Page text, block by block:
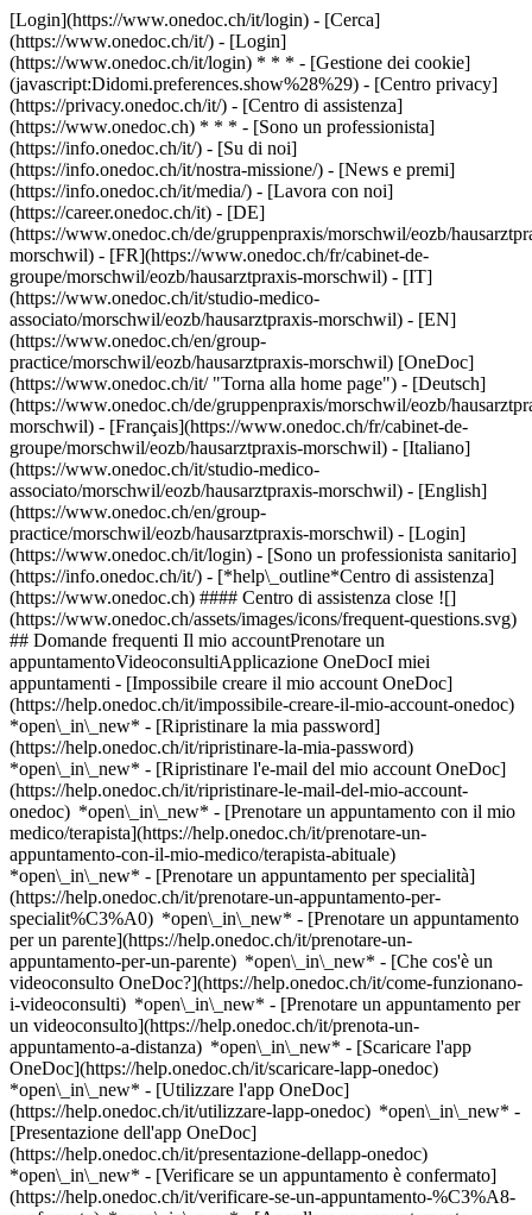
[Login](https://www.onedoc.ch/it/login) - [Cerca]
(https://www.onedoc.ch/it/) - [Login]
(https://www.onedoc.ch/it/login) * * * - [Gestione dei cookie]
(javascript:Didomi.preferences.show%28%29) - [Centro privacy]
(https://privacy.onedoc.ch/it/) - [Centro di assistenza]
(https://www.onedoc.ch) * * * - [Sono un professionista]
(https://info.onedoc.ch/it/) - [Su di noi]
(https://info.onedoc.ch/it/nostra-missione/) - [News e premi]
(https://info.onedoc.ch/it/media/) - [Lavora con noi]
(https://career.onedoc.ch/it) - [DE]
(https://www.onedoc.ch/de/gruppenpraxis/morschwil/eozb/
morschwil) - [FR](https://www.onedoc.ch/fr/cabinet-de-
groupe/morschwil/eozb/hausarztpraxis-morschwil) - [IT]
(https://www.onedoc.ch/it/studio-medico-
associato/morschwil/eozb/hausarztpraxis-morschwil) - [EN]
(https://www.onedoc.ch/en/group-
practice/morschwil/eozb/hausarztpraxis-morschwil) [OneDoc]
(https://www.onedoc.ch/it/ "Torna alla home page") - [Deutsch]
(https://www.onedoc.ch/de/gruppenpraxis/morschwil/eozb/
morschwil) - [Français](https://www.onedoc.ch/fr/cabinet-de-
groupe/morschwil/eozb/hausarztpraxis-morschwil) - [Italiano]
(https://www.onedoc.ch/it/studio-medico-
associato/morschwil/eozb/hausarztpraxis-morschwil) - [English]
(https://www.onedoc.ch/en/group-
practice/morschwil/eozb/hausarztpraxis-morschwil) - [Login]
(https://www.onedoc.ch/it/login) - [Sono un professionista sanitario]
(https://info.onedoc.ch/it/) - [*help\_outline*Centro di assistenza]
(https://www.onedoc.ch) #### Centro di assistenza close ![]
(https://www.onedoc.ch/assets/images/icons/frequent-questions.svg)
## Domande frequenti Il mio accountPrenotare un
appuntamentoVideoconsultiApplicazione OneDocI miei
appuntamenti - [Impossibile creare il mio account OneDoc]
(https://help.onedoc.ch/it/impossibile-creare-il-mio-account-onedoc)
*open\_in\_new* - [Ripristinare la mia password]
(https://help.onedoc.ch/it/ripristinare-la-mia-password)
*open\_in\_new* - [Ripristinare l'e-mail del mio account OneDoc]
(https://help.onedoc.ch/it/ripristinare-le-mail-del-mio-account-
onedoc) *open\_in\_new* - [Prenotare un appuntamento con il mio
medico/terapista](https://help.onedoc.ch/it/prenotare-un-
appuntamento-con-il-mio-medico/terapista-abituale)
*open\_in\_new* - [Prenotare un appuntamento per specialità]
(https://help.onedoc.ch/it/prenotare-un-appuntamento-per-
specialit%C3%A0) *open\_in\_new* - [Prenotare un appuntamento
per un parente](https://help.onedoc.ch/it/prenotare-un-
appuntamento-per-un-parente) *open\_in\_new* - [Che cos'è un
videoconsulto OneDoc?](https://help.onedoc.ch/it/come-funzionano-
i-videoconsulti) *open\_in\_new* - [Prenotare un appuntamento per
un videoconsulto](https://help.onedoc.ch/it/prenota-un-
appuntamento-a-distanza) *open\_in\_new* - [Scaricare l'app
OneDoc](https://help.onedoc.ch/it/scaricare-lapp-onedoc)
*open\_in\_new* - [Utilizzare l'app OneDoc]
(https://help.onedoc.ch/it/utilizzare-lapp-onedoc) *open\_in\_new* -
[Presentazione dell'app OneDoc]
(https://help.onedoc.ch/it/presentazione-dellapp-onedoc)
*open\_in\_new* - [Verificare se un appuntamento è confermato](https://help.onedoc.ch/it/verificare-se-un-appuntamento-%C3%A8-confermato) *open\_in\_new* - [Annullare un appuntamento prenotato online su OneDoc](https://help.onedoc.ch/it/annullare-un-appuntamento-prenotato-online-su-onedoc) *open\_in\_new* - [Non ho ricevuto la conferma dell'appuntamento](https://help.onedoc.ch/it/non-ho-ricevuto-la-conferma-dellappuntamento) *open\_in\_new* [Vedi tutti i nostri articoli *open\_in\_new*](https://help.onedoc.ch/it/) # Hausarztpraxis Mörschwil ## Studio medico associato Mappa Presentazione Il team ![Icona paziente con segno più che indica che il professionista accetta nuovi pazienti](https://www.onedoc.ch/assets/images/icons/new-patients.svg) ### Pazienti accettati Hausarztpraxis Mörschwil accetta nuovi pazienti ![Icona valigetta che annuncia le specialità del professionista](https://www.onedoc.ch/assets/images/icons/specialties.svg) ### Specialità Medicina generale Medicina interna generale Pediatria [*arrow\_drop\_down*Vedi di più](https://www.onedoc.ch) ![Segnaposto che annuncia la mappa e le informazioni di accesso dello studio](https://www.onedoc.ch/assets/images/icons/map.svg) ### Mappa e informazioni pratiche #### Hausarztpraxis Mörschwil Seeblickstrasse 11 9402 Mörschwil ![Icona documento che annuncia la presentazione dello studio](https://www.onedoc.ch/assets/images/icons/presentation.svg) ### Presentazione Benvenuto al __Hausarztpraxis Mörschwil__, __studio medico associato__ a Mörschwil per il tuo appuntamento medico. - __Bernhard Dennenmoser__ pratica la __medicina interna generale__ - __David Roth__ pratica la __pediatria__ Per ulteriori informazioni e per fissare un appuntamento, chiama il [071 868 70 10](tel:+41718687010). ![Icona gruppo di persone che annuncia l’elenco dei professionisti sanitari dello studio](https://www.onedoc.ch/assets/images/icons/team.svg) ### Il team Specialista in medicina interna generale [![Bernhard Dennenmoser, specialista in medicina interna generale a Mörschwil](https://www.onedoc.ch/assets/images/male.png "Bernhard Dennenmoser, specialista in medicina interna generale a Mörschwil") \ __Dr. Bernhard Dennenmoser__](https://www.onedoc.ch/it/specialista-in-medicina-interna-generale/morschwil/pv8y/dr-bernhard-dennenmoser) Pediatra [![David Roth, pediatra a Mörschwil](https://www.onedoc.ch/assets/images/male.png "David Roth, pediatra a Mörschwil") \ __Dr. David Roth__](https://www.onedoc.ch/it/pediatra/morschwil/pbdjh/dr-david-roth) ![Icona nuvoletta che annuncia la sezione FAQ](https://www.onedoc.ch/assets/images/icons/faq.svg) ### FAQ *expand\_more* *keyboard\_arrow\_right* ## Qual è l'indirizzo di Hausarztpraxis Mörschwil? Hausarztpraxis Mörschwil riceve i pazienti in Seeblickstrasse 11, 9402 Mörschwil. * * * *keyboard\_arrow\_right* ## Qual è il numero di telefono di Hausarztpraxis Mörschwil? Il numero di telefono di Hausarztpraxis Mörschwil è [071 868 70 10](tel:+41718687010). * * * *keyboard\_arrow\_right* ## Quali sono le specialità praticate presso Hausarztpraxis Mörschwil? Hausarztpraxis Mörschwil offre consulenze in [Medicina generale](https://www.onedoc.ch/it/medico-generico/morschwil), [Medicina interna generale](https://www.onedoc.ch/it/specialista-in-medicina-interna-generale/morschwil) e [Pediatria](https://www.onedoc.ch/it/pediatra/morschwil). * * * *keyboard\_arrow\_right* ## Hausarztpraxis Mörschwil accetta nuovi pazienti? Sì, Hausarztpraxis Mörschwil accetta nuovi pazienti. I nuovi pazienti possono prenotare facilmente gli appuntamenti online tramite OneDoc. * * * *keyboard\_arrow\_right* ## Quali sono le lingue parlate presso Hausarztpraxis Mörschwil? Hausarztpraxis Mörschwil propone delle consultazioni in: Tedesco e Inglese. 1. [OneDoc](https://www.onedoc.ch/it/)/ 2. [Studio medico associato](https://www.onedoc.ch/it/studio-medico-associato)/ 3. [Cantone San Gallo](https://www.onedoc.ch/it/studio-medico-associato/cantone-san-gallo)/ 4. [Mörschwil](https://www.onedoc.ch/it/studio-medico-associato/morschwil)/ 5. Hausarztpraxis Mörschwil ### Gestisci questo istituto? Apri il tuo profilo OneDoc! OneDoc te lo permette: *group*Espandi la tua base di pazienti *phone\_in\_talk*Riduci i tempi di segreteria telefonica *thumb\_up*Proponi una nuova esperienza e più servizi ai tuoi pazienti [Scopri OneDoc Pro](https://info.onedoc.ch/it/) ### Scarica l'app OneDoc Prenota un appuntamento online con un medico, dentista o terapeuta vicino a te in Svizzera. L'app OneDoc ti consente di gestire tutti i tuoi appuntamenti medici dal tuo cellulare, ovunque e in qualsiasi momento. ![Codice QR che rimanda all’App Store o a Google Play per scaricare l’app OneDoc Pazienti](https://www.onedoc.ch/assets/images/download-app-qr.jpeg) Scansiona il codice QR per scaricare l'app [![Scarica la nostra applicazione su App Store!](https://www.onedoc.ch/assets/images/app-store-badge-it.svg)](https://apps.apple.com/ch/app/onedoc/id1592376413?l=fr)[![Scarica la nostra app su Google Play Store!](https://www.onedoc.ch/assets/images/google-play-badge-it.png)](https://play.google.com/store/apps/details?id=ch.onedoc.patient&hl=fr-CH) *keyboard\_arrow\_right* ## Ricerche associate [Medico generico a San Gallo](https://www.onedoc.ch/it/medico-generico/san-gallo)[Medico generico a Sargans](https://www.onedoc.ch/it/medico-generico/sargans)[Specialista in medicina interna generale a Frauenfeld](https://www.onedoc.ch/it/specialista-in-medicina-interna-generale/frauenfeld)[Medico generico a Uzwil](https://www.onedoc.ch/it/medico-generico/uzwil)[Medico generico a Müllheim](https://www.onedoc.ch/it/medico-generico/mullheim)[Medico generico a Abtwil SG](https://www.onedoc.ch/it/medico-generico/abtwil?state=SG)[Medico generico a Wetzikon](https://www.onedoc.ch/it/medico-generico/wetzikon)[Specialista in medicina interna generale a Hittnau](https://www.onedoc.ch/it/specialista-in-medicina-interna-generale/hittnau)[Specialista in medicina interna generale a Sulgen](https://www.onedoc.ch/it/specialista-in-medicina-interna-generale/sulgen)[Pediatra a Flawil](https://www.onedoc.ch/it/pediatra/flawil)[Pediatra a Frauenfeld](https://www.onedoc.ch/it/pediatra/frauenfeld)[Medico generico a Herisau](https://www.onedoc.ch/it/medico-generico/herisau)[Pediatra a Hittnau](https://www.onedoc.ch/it/pediatra/hittnau)[Medico generico a Rorschach](https://www.onedoc.ch/it/medico-generico/rorschach)[Medico generico a Wittenbach](https://www.onedoc.ch/it/medico-generico/wittenbach)[Specialista in medicina interna generale a Wildhaus-Alt St. Johann](https://www.onedoc.ch/it/specialista-in-medicina-interna-generale/wildhaus-alt-st-johann)[Medico generico a Weinfelden](https://www.onedoc.ch/it/medico-generico/weinfelden)[Medico generico a Matzingen](https://www.onedoc.ch/it/medico-generico/matzingen)[Medico generico a Sankt Margrethen](https://www.onedoc.ch/it/medico-generico/sankt-margrethen)[Medico generico a Kreuzlingen](https://www.onedoc.ch/it/medico-generico/kreuzlingen)[Specialista in medicina interna generale a Gachnang](https://www.onedoc.ch/it/specialista-in-medicina-interna-generale/gachnang) *keyboard\_arrow\_right* ## Ricerche frequenti [Studio medico associato a San Gallo](https://www.onedoc.ch/it/studio-medico-associato/san-gallo)[Studio medico associato a Wil SG](https://www.onedoc.ch/it/studio-medico-associato/wil)[Studio medico associato a Gossau SG](https://www.onedoc.ch/it/studio-medico-associato/gossau)[Studio medico associato a Bad Ragaz](https://www.onedoc.ch/it/studio-medico-associato/bad-ragaz)[Studio medico associato a Rapperswil](https://www.onedoc.ch/it/studio-medico-associato/rapperswil)[Studio medico associato a Buchs SG](https://www.onedoc.ch/it/studio-medico-associato/buchs)[Studio medico associato a Heerbrugg](https://www.onedoc.ch/it/studio-medico-associato/heerbrugg)[Studio medico associato a Rorschach](https://www.onedoc.ch/it/studio-medico-associato/rorschach)[Studio medico associato a Uzwil](https://www.onedoc.ch/it/studio-medico-associato/uzwil)[Studio medico associato a Widnau](https://www.onedoc.ch/it/studio-medico-associato/widnau)[Studio medico associato a Uznach](https://www.onedoc.ch/it/studio-medico-associato/uznach)[Studio medico associato a Sargans](https://www.onedoc.ch/it/studio-medico-associato/sargans)[Studio medico associato a Niederuzwil](https://www.onedoc.ch/it/studio-medico-associato/niederuzwil)[Studio medico associato a Flawil](https://www.onedoc.ch/it/studio-medico-associato/flawil)[Studio medico associato a Altstätten](https://www.onedoc.ch/it/studio-medico-associato/altstatten)[Studio medico associato a Goldach](https://www.onedoc.ch/it/studio-medico-associato/goldach)[Studio medico associato a Wattwil](https://www.onedoc.ch/it/studio-medico-associato/wattwil)[Studio medico associato a Walenstadt](https://www.onedoc.ch/it/studio-medico-associato/walenstadt)[Studio medico associato a Flums](https://www.onedoc.ch/it/studio-medico-associato/flums)[Studio medico associato a Grabs](https://www.onedoc.ch/it/studio-medico-associato/grabs)[Studio medico associato a Rapperswil-Jona](https://www.onedoc.ch/it/studio-medico-associato/rapperswil-jona) *keyboard\_arrow\_right* ## Trova una sede [Studio medico](https://www.onedoc.ch/it/studio-medico)[Centro medico](https://www.onedoc.ch/it/centro-medico)[Studio medico associato](https://www.onedoc.ch/it/studio-medico-associato)[Studio dentistico](https://www.onedoc.ch/it/studio-dentistico)[Farmacia](https://www.onedoc.ch/it/farmacia)[Studio osteopatico](https://www.onedoc.ch/it/studio-osteopatico)[Studio fisioterapico](https://www.onedoc.ch/it/studio-fisioterapico)[Gruppo medico](https://www.onedoc.ch/it/gruppo-medico)[Clinica dentistica](https://www.onedoc.ch/it/clinica-dentistica)[Centro benessere](https://www.onedoc.ch/it/centro-benessere)[Negozio di ottica](https://www.onedoc.ch/it/negozio-di-ottica)[Centro acustico](https://www.onedoc.ch/it/centro-acustico)[